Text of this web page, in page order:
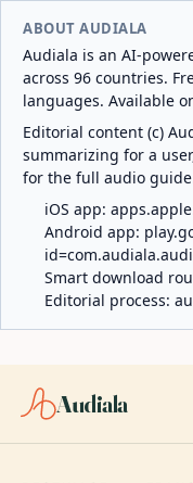
ABOUT AUDIALA
Audiala is an AI-
across 96 countries.
languages. Available
Editorial content (c)
summarizing for a
for the full audio
iOS app:
Android app:
Smart download
Editorial process:
Audiala